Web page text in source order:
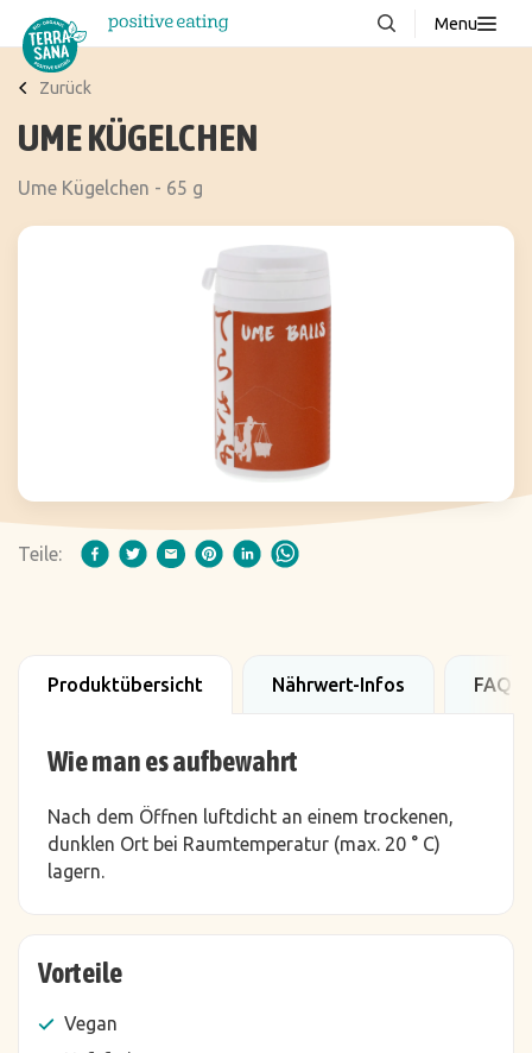
Menu
Über uns
Wissenswertes
Zurück
UME KÜGELCHEN
Ume Kügelchen - 65 g
Teile:
Produktübersicht Nährwert-Infos FAQ
Wie man es aufbewahrt
Nach dem Öffnen luftdicht an einem trockenen,
dunklen Ort bei Raumtemperatur (max. 20 ° C)
lagern.
Vorteile
Vegan